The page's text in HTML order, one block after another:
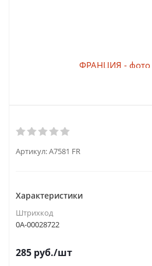
Артикул:A7581 FR
Характеристики
Штрихкод
0А-00028722
285 руб./шт